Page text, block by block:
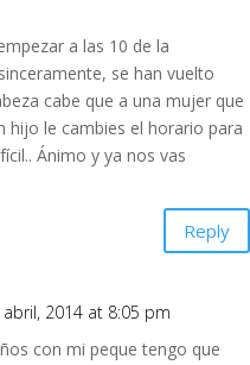
a las 10 de la
se han vuelto
cabe que a una mujer que
hijo le cambies el horario para
Ánimo y ya nos vas
Reply
2014 at 8:05 pm
con mi peque tengo que